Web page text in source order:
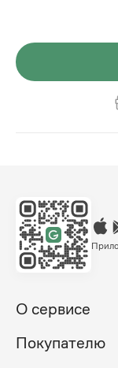
О сервисе
Покупателю